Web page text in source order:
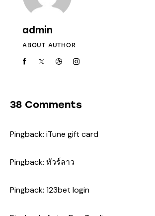
admin
ABOUT AUTHOR
38 Comments
Pingback: iTune gift card
Pingback: ทัวร์ลาว
Pingback: 123bet login